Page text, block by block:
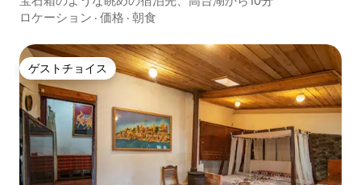
ロケーション · 価格 · 朝食
ゲストチョイス
ゲストチョイス